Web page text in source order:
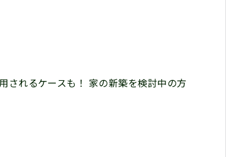
されるケースも！ 家の新築を検討中の方